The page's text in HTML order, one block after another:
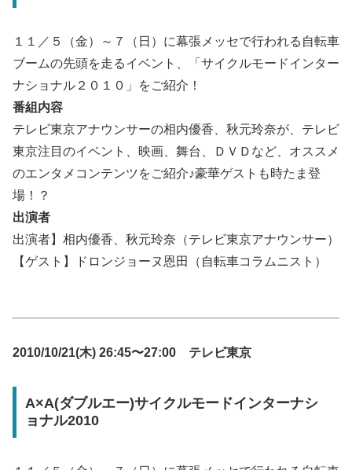
１１／５（金）～７（日）に幕張メッセで行われる自転車
ブームの先頭を走るイベント、「サイクルモードインター
ナショナル２０１０」をご紹介！
番組内容
テレビ東京アナウンサーの相内優香、秋元玲奈が、テレビ
東京注目のイベント、映画、舞台、ＤＶＤなど、オススメ
のエンタメコンテンツをご紹介♪豪華ゲストも時たま登
場！？
出演者
出演者】相内優香、秋元玲奈（テレビ東京アナウンサー）
【ゲスト】ドロンジョーヌ恩田（自転車コラムニスト）
2010/10/21(木) 26:45〜27:00 テレビ東京
A×A(ダブルエー)サイクルモードインターナシ
ョナル2010